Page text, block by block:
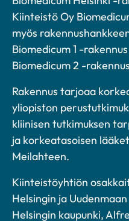
Kiinteistö Oy
myös
Biomedicum 1 -
Biomedicum 2 -
Rakennus tarjoaa
yliopiston
kliinisen tutkimuksen
ja korkeatasoisen
Meilahteen.
Kiinteistöyhtiön
Helsingin ja
Helsingin kaupunki,